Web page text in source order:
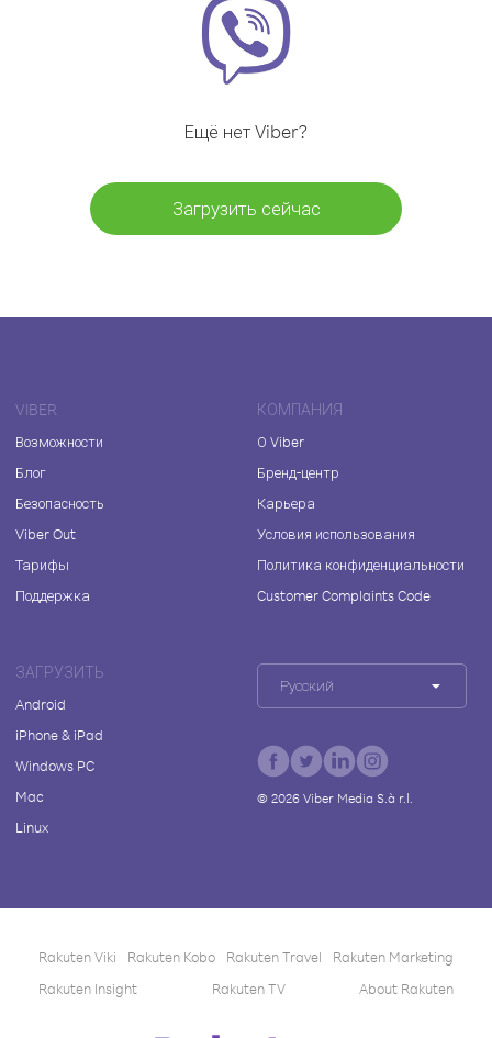
Ещё нет Viber?
Загрузить сейчас
VIBER
Возможности
Блог
Безопасность
Viber Out
Тарифы
Поддержка
КОМПАНИЯ
О Viber
Бренд-центр
Карьера
Условия использования
Политика конфиденциальности
Customer Complaints Code
ЗАГРУЗИТЬ
Android
iPhone & iPad
Windows PC
Mac
Linux
Русский
© 2026Viber Media S.à r.l.
Rakuten Viki Rakuten Kobo Rakuten Travel
Rakuten Marketing
Rakuten Insight
Rakuten TV About Rakuten